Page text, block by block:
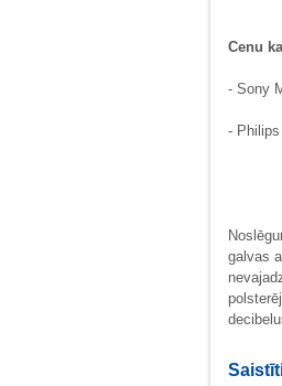
Cenu
- Sony
-
galvas